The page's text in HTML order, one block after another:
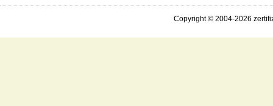
Copyright © 2004-2026